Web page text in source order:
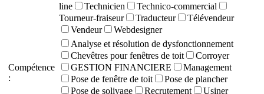
line
Technicien
Technico-commercial
Tourneur-fraiseur
Traducteur
Télévendeur
Vendeur
Webdesigner
Compétence
:
Analyse et résolution de dysfonctionnement
Chevêtres pour fenêtres de toit
Corroyer
GESTION FINANCIERE
Management
Pose de fenêtre de toit
Pose de plancher
Pose de solivage
Recrutement
Usiner